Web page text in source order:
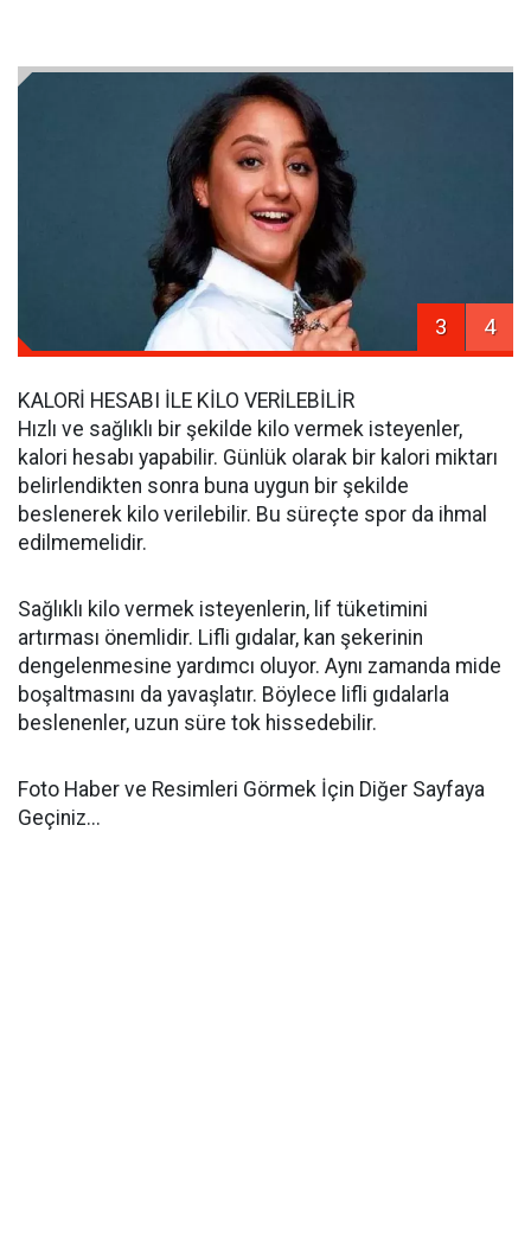
3 4
KALORİ HESABI İLE KİLO VERİLEBİLİR
Hızlı ve sağlıklı bir şekilde kilo vermek isteyenler,
kalori hesabı yapabilir. Günlük olarak bir kalori miktarı
belirlendikten sonra buna uygun bir şekilde
beslenerek kilo verilebilir. Bu süreçte spor da ihmal
edilmemelidir.
Sağlıklı kilo vermek isteyenlerin, lif tüketimini
artırması önemlidir. Lifli gıdalar, kan şekerinin
dengelenmesine yardımcı oluyor. Aynı zamanda mide
boşaltmasını da yavaşlatır. Böylece lifli gıdalarla
beslenenler, uzun süre tok hissedebilir.
Foto Haber ve Resimleri Görmek İçin Diğer Sayfaya
Geçiniz...